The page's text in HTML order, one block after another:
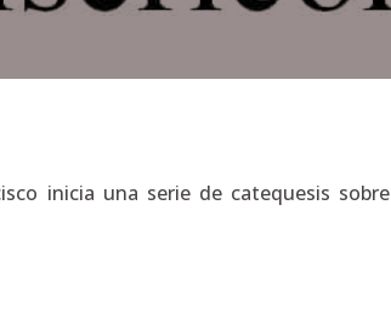
inicia una serie de catequesis